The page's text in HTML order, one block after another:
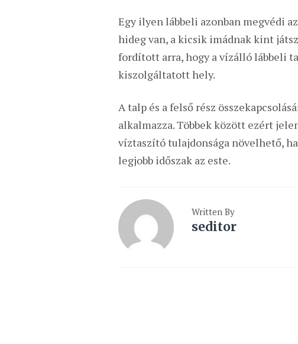
Egy ilyen lábbeli azonban megvédi
hideg van, a kicsik imádnak kint
fordított arra, hogy a vízálló lábbeli
kiszolgáltatott hely.
A talp és a felső rész
alkalmazza. Többek között ezért
víztaszító tulajdonsága növelhető,
legjobb időszak az este.
Written By
seditor